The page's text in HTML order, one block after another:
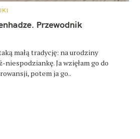
Przewodnik
małą tradycję: na urodziny
niespodziankę. Ja wzięłam go do
potem ja go..